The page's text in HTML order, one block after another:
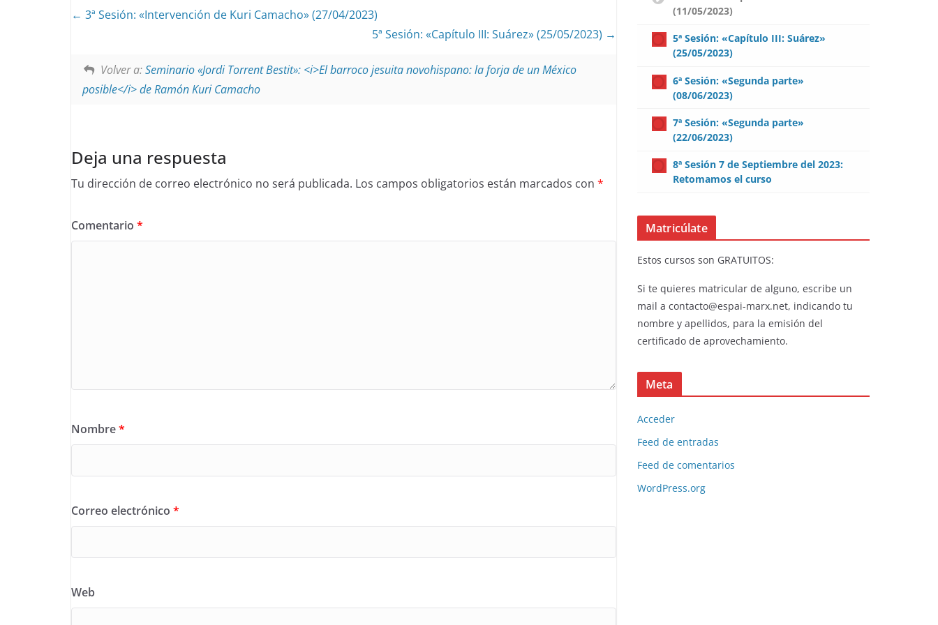
3ª Sesión: «Intervención de Kuri Camacho» (27/04/2023)
5ª Sesión: «Capítulo III: Suárez» (25/05/2023)
Volver a:Seminario «Jordi Torrent Bestit»: <i>El barroco jesuita novohispano: la forja de un México
posible</i> de Ramón Kuri Camacho
Deja una respuesta
Tu dirección de correo electrónico no será publicada. Los campos obligatorios están marcados con *
Comentario *
Nombre*
Correo electrónico *
Web
(11/05/2023)
5ª Sesión: «Capítulo III: Suárez»
(25/05/2023)
6ª Sesión: «Segunda parte»
(08/06/2023)
7ª Sesión: «Segunda parte»
(22/06/2023)
8ª Sesión 7 de Septiembre del 2023:
Retomamos el curso
Matricúlate
Estos cursos son GRATUITOS:
Si te quieres matricular de alguno, escribe un
mail a contacto@espai-marx.net, indicando tu
nombre y apellidos, para la emisión del
certificado de aprovechamiento.
Meta
Acceder
Feed de entradas
Feed de comentarios
WordPress.org